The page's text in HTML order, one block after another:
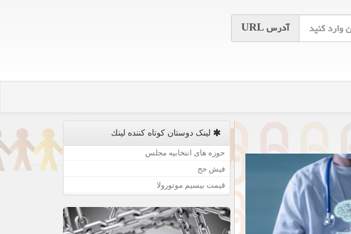
آدرسURL
لینک دوستان كوتاه كننده لینك
حوزه های انتخابیه مجلس
فیش حج
قیمت بیسیم موتورولا